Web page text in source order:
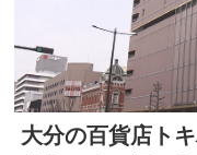
大分の百貨店ト